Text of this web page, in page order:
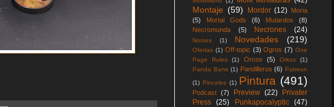
Montaje (59) Mordor (12) Moria
(5)
Mortal Gods (6) Mutardos
(8)
Necromunda
(5) Necrones (24)
Norses (1) Novedades (219)
Ofertas (1) Off-topic (3) Ogros (7) One
Page Rules
(1) Orcos (5) Orkos
(1)
Panda Bane (1) Pandilleros (6) Patreon
(1) Pinceles (1) Pintura (491)
Podcast (7) Preview (22)
Privater
Press (25) Punkapocalyptic (47)